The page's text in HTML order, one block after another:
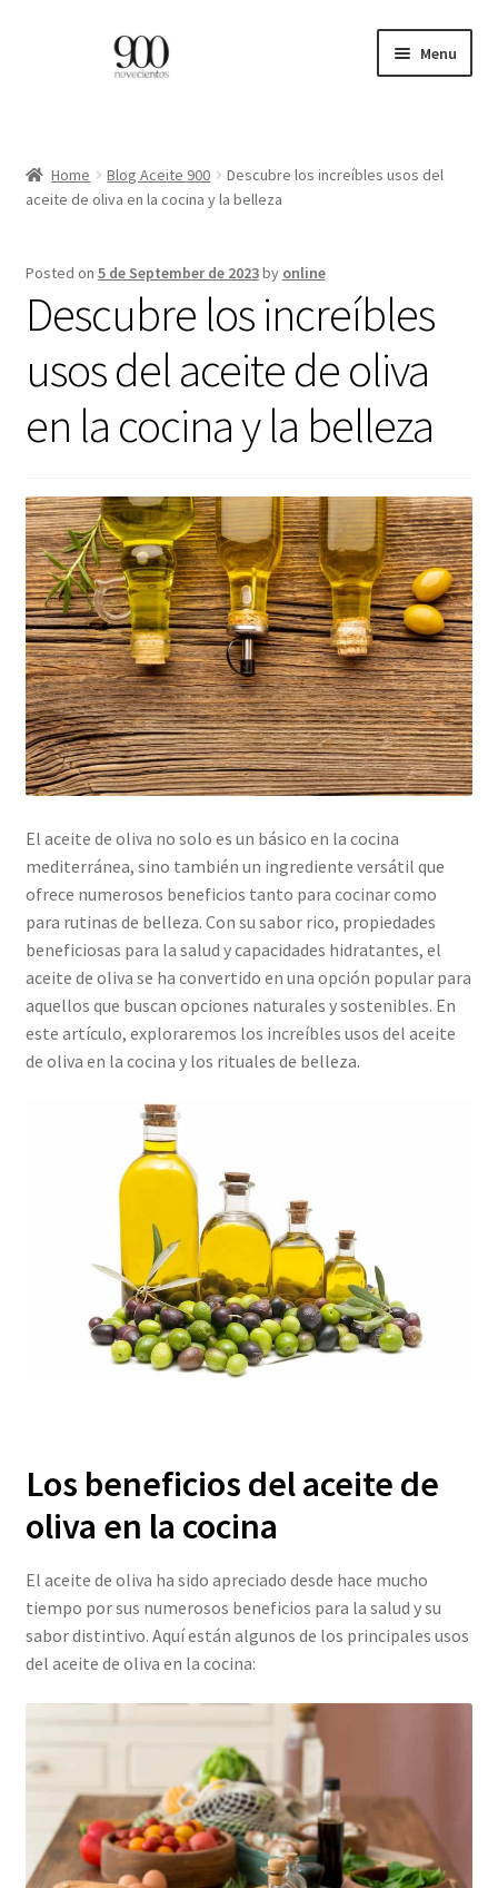
Menu
EN
PROFESIONALES
Home Blog Aceite 900
Descubre los increíbles usos del
aceite de oliva en la cocina y la belleza
Posted on 5 de September de 2023by online
Descubre los increíbles
usos del aceite de oliva
en la cocina y la belleza
El aceite de oliva no solo es un básico en la cocina
mediterránea, sino también un ingrediente versátil que
ofrece numerosos beneficios tanto para cocinar como
para rutinas de belleza. Con su sabor rico, propiedades
beneficiosas para la salud y capacidades hidratantes, el
aceite de oliva se ha convertido en una opción popular para
aquellos que buscan opciones naturales y sostenibles. En
este artículo, exploraremos los increíbles usos del aceite
de oliva en la cocina y los rituales de belleza.
Los beneficios del aceite de
oliva en la cocina
El aceite de oliva ha sido apreciado desde hace mucho
tiempo por sus numerosos beneficios para la salud y su
sabor distintivo. Aquí están algunos de los principales usos
del aceite de oliva en la cocina: